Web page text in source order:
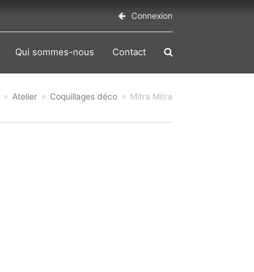
Connexion
Qui sommes-nous Contact
» Atelier » Coquillages déco » Mitra Mitra